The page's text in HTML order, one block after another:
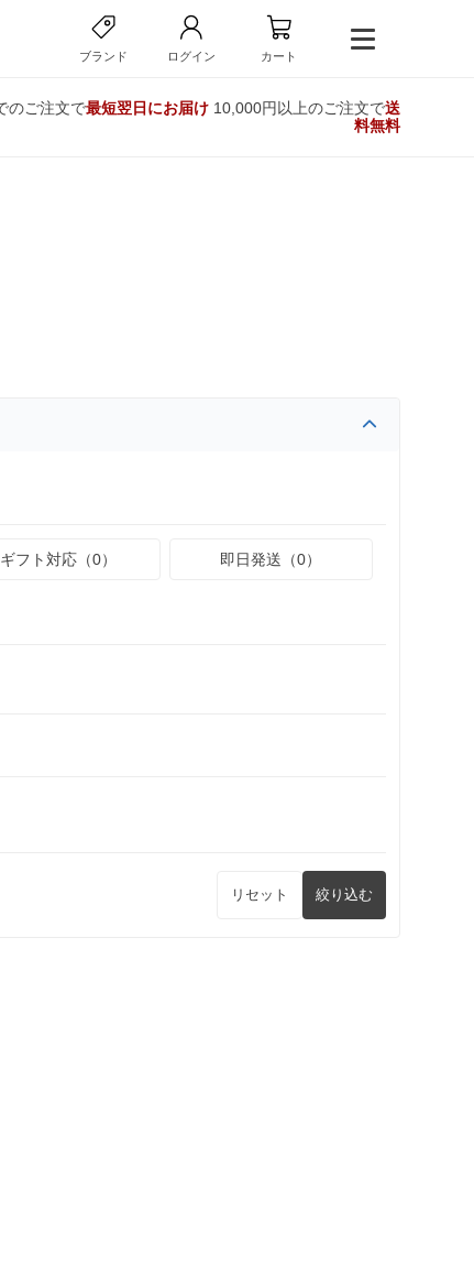
ブランド ログイン カート
のご注文で最短翌日にお届け10,000円以上のご注文で送
料無料
ギフト対応（0） 即日発送（0）
リセット 絞り込む